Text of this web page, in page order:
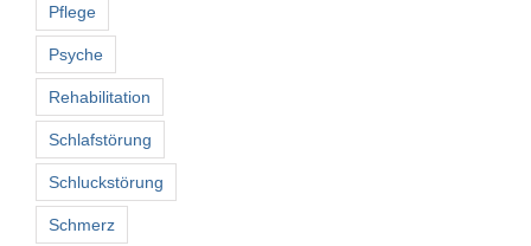
Pflege
Psyche
Rehabilitation
Schlafstörung
Schluckstörung
Schmerz